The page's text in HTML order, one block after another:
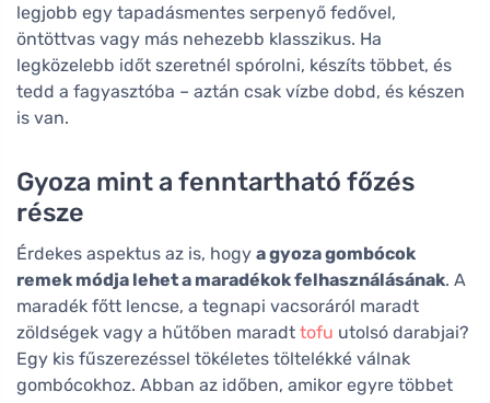
legjobb egy tapadásmentes serpenyő fedővel,
öntöttvas vagy más nehezebb klasszikus. Ha
legközelebb időt szeretnél spórolni, készíts többet, és
tedd a fagyasztóba – aztán csak vízbe dobd, és készen
is van.
Gyoza mint a fenntartható főzés
része
Érdekes aspektus az is, hogy a gyoza gombócok
remek módja lehet a maradékok felhasználásának. A
maradék főtt lencse, a tegnapi vacsoráról maradt
zöldségek vagy a hűtőben maradt tofu utolsó darabjai?
Egy kis fűszerezéssel tökéletes töltelékké válnak
gombócokhoz. Abban az időben, amikor egyre többet